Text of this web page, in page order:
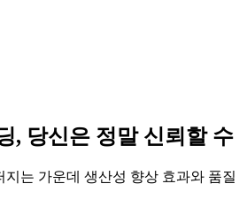
, 당신은 정말 신뢰할
는 가운데 생산성 향상 효과와 품